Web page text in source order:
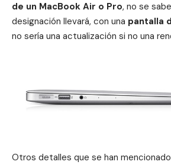
de un MacBook Air o Pro, no se
designación llevará, con una pantalla
no sería una actualización si no una
Otros detalles que se han